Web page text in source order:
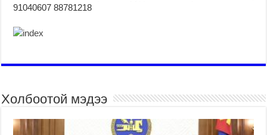
91040607 88781218
Холбоотой мэдээ